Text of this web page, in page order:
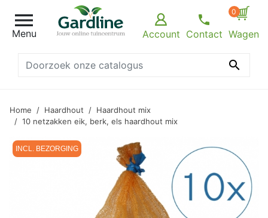

Menu Account Contact
0
Wagen

Home Haardhout
Haardhout mix
10 netzakken eik, berk, els haardhout mix
INCL. BEZORGING